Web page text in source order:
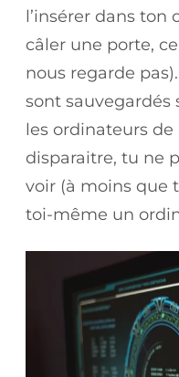
l’insérer dans ton
câler une porte,
nous regarde
sont sauvegardés
les ordinateurs de
disparaitre, tu ne
voir (à moins que
toi-même un